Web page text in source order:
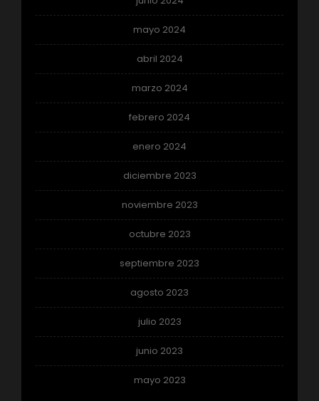
mayo 2024
abril 2024
marzo 2024
febrero 2024
enero 2024
diciembre 2023
noviembre 2023
octubre 2023
septiembre 2023
agosto 2023
julio 2023
junio 2023
mayo 2023